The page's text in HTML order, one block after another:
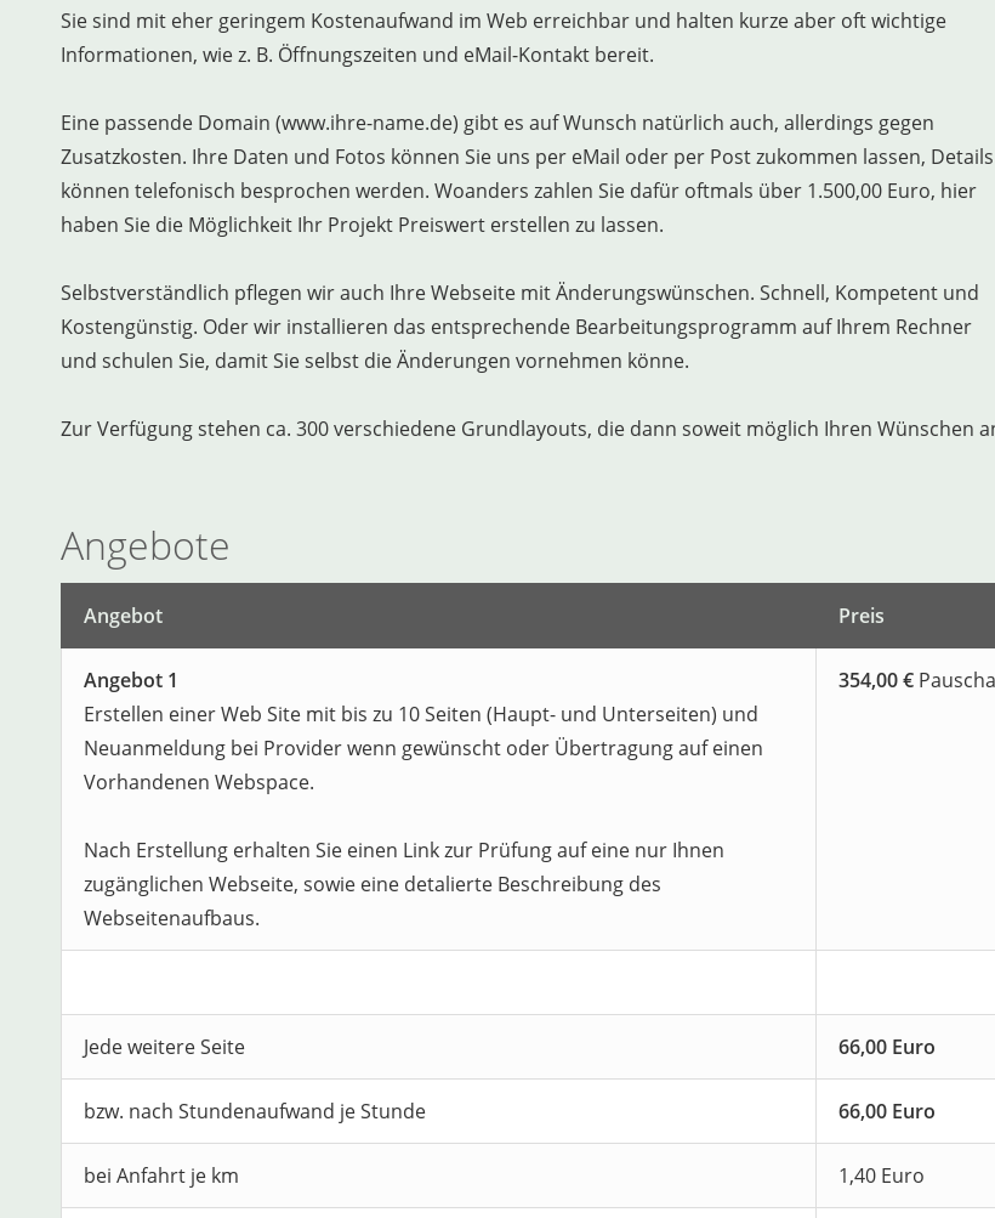
Sie sind mit eher geringem Kostenaufwand im Web erreichbar und halten kurze aber oft wichtige
Informationen, wie z. B. Öffnungszeiten und eMail-Kontakt bereit.
Eine passende Domain (www.ihre-name.de) gibt es auf Wunsch natürlich auch, allerdings gegen
Zusatzkosten. Ihre Daten und Fotos können Sie uns per eMail oder per Post zukommen lassen, Details
können telefonisch besprochen werden. Woanders zahlen Sie dafür oftmals über 1.500,00 Euro, hier
haben Sie die Möglichkeit Ihr Projekt Preiswert erstellen zu lassen.
Selbstverständlich pflegen wir auch Ihre Webseite mit Änderungswünschen. Schnell, Kompetent und
Kostengünstig. Oder wir installieren das entsprechende Bearbeitungsprogramm auf Ihrem Rechner
und schulen Sie, damit Sie selbst die Änderungen vornehmen könne.
Zur Verfügung stehen ca. 300 verschiedene Grundlayouts, die dann soweit möglich Ihren Wünschen
Angebote
Angebot Preis
Angebot 1
Erstellen einer Web Site mit bis zu 10 Seiten (Haupt- und Unterseiten) und
Neuanmeldung bei Provider wenn gewünscht oder Übertragung auf einen
Vorhandenen Webspace.
Nach Erstellung erhalten Sie einen Link zur Prüfung auf eine nur Ihnen
zugänglichen Webseite, sowie eine detalierte Beschreibung des
Webseitenaufbaus.
354,00 €
Jede weitere Seite 66,00 Euro
bzw. nach Stundenaufwand je Stunde 66,00 Euro
bei Anfahrt je km 1,40 Euro